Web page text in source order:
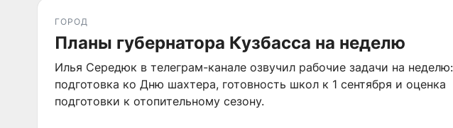
ГОРОД
Планы губернатора Кузбасса на неделю
Илья Середюк в телеграм-канале озвучил рабочие задачи на неделю:
подготовка ко Дню шахтера, готовность школ к 1 сентября и оценка
подготовки к отопительному сезону.